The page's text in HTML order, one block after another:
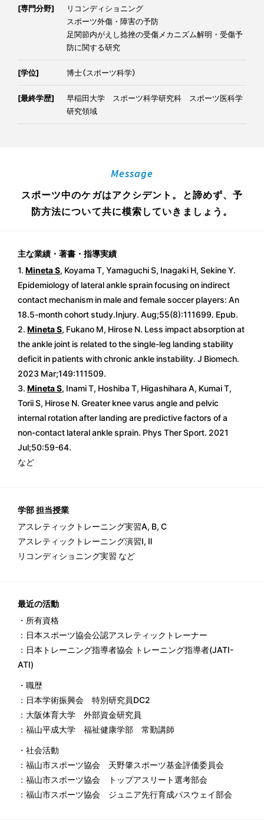
[専門分野]
リコンディショニング
スポーツ外傷・障害の予防
足関節内がえし捻挫の受傷メカニズム解明・受傷予
防に関する研究
[学位] 博士（スポーツ科学）
[最終学歴]
早稲田大学 スポーツ科学研究科 スポーツ医科学
研究領域
Message
スポーツ中のケガはアクシデント。と諦めず、予
防方法について共に模索していきましょう。
主な業績・著書・指導実績
1. Mineta S, Koyama T, Yamaguchi S, Inagaki H, Sekine Y.
Epidemiology of lateral ankle sprain focusing on indirect
contact mechanism in male and female soccer players: An
18.5-month cohort study.Injury. Aug;55(8):111699. Epub.
2. Mineta S, Fukano M, Hirose N. Less impact absorption at
the ankle joint is related to the single-leg landing stability
deficit in patients with chronic ankle instability. J Biomech.
2023 Mar;149:111509.
3. Mineta S, Inami T, Hoshiba T, Higashihara A, Kumai T,
Torii S, Hirose N. Greater knee varus angle and pelvic
internal rotation after landing are predictive factors of a
non-contact lateral ankle sprain. Phys Ther Sport. 2021
Jul;50:59-64.
など
学部 担当授業
アスレティックトレーニング実習A, B, C
アスレティックトレーニング演習Ⅰ, Ⅱ
リコンディショニング実習 など
最近の活動
・所有資格
：日本スポーツ協会公認アスレティックトレーナー
：日本トレーニング指導者協会 トレーニング指導者(JATI-
ATI)
・職歴
：日本学術振興会 特別研究員DC2
：大阪体育大学 外部資金研究員
：福山平成大学 福祉健康学部 常勤講師
・社会活動
：福山市スポーツ協会 天野肇スポーツ基金評価委員会
：福山市スポーツ協会 トップアスリート選考部会
：福山市スポーツ協会 ジュニア先行育成パスウェイ部会